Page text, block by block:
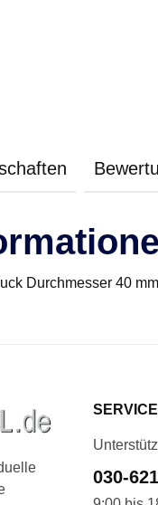
Durchmesser 40 mm
030-